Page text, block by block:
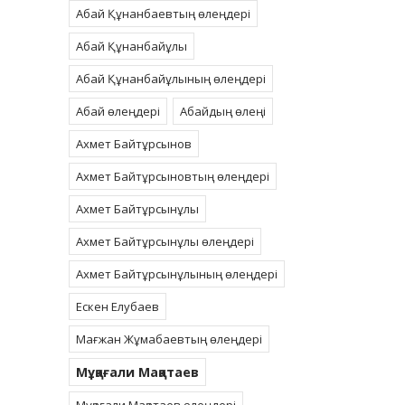
Абай Құнанбаевтың өлеңдері
Абай Құнанбайұлы
Абай Құнанбайұлының өлеңдері
Абай өлеңдері
Абайдың өлеңі
Ахмет Байтұрсынов
Ахмет Байтұрсыновтың өлеңдері
Ахмет Байтұрсынұлы
Ахмет Байтұрсынұлы өлеңдері
Ахмет Байтұрсынұлының өлеңдері
Ескен Елубаев
Мағжан Жұмабаевтың өлеңдері
Мұқағали Мақатаев